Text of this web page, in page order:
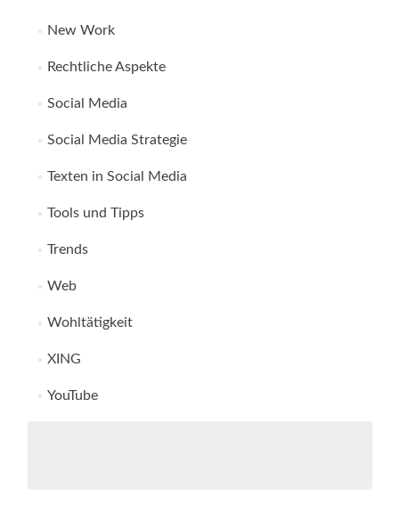
New Work
Rechtliche Aspekte
Social Media
Social Media Strategie
Texten in Social Media
Tools und Tipps
Trends
Web
Wohltätigkeit
XING
YouTube